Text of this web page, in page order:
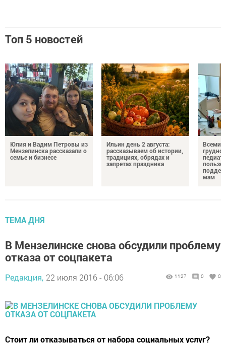
Топ 5 новостей
Юлия и Вадим Петровы из
Мензелинска рассказали о
семье и бизнесе
Ильин день 2 августа:
рассказываем об истории,
традициях, обрядах и
запретах праздника
пользе
мам
ТЕМА ДНЯ
В Мензелинске снова обсудили проблему
отказа от соцпакета
Редакция, 22 июля 2016 - 06:06 1127 0 0
Стоит ли отказываться от набора социальных услуг?